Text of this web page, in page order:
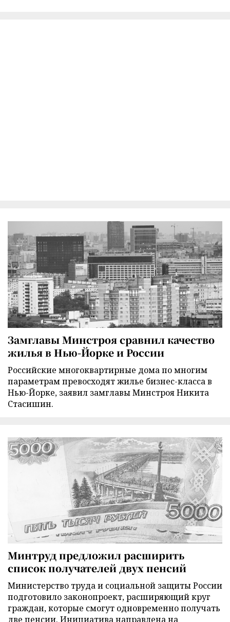
Замглавы Минстроя сравнил качество
жилья в Нью-Йорке и России
Российские многоквартирные дома по многим
параметрам превосходят жилье бизнес-класса в
Нью-Йорке, заявил замглавы Минстроя Никита
Стасишин.
Минтруд предложил расширить
список получателей двух пенсий
Министерство труда и социальной защиты России
подготовило законопроект, расширяющий круг
граждан, которые смогут одновременно получать
две пенсии. Инициатива направлена на